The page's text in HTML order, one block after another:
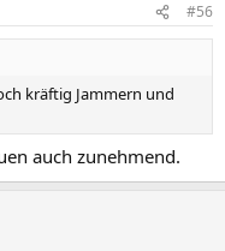
#56
kräftig Jammern und
auch zunehmend.